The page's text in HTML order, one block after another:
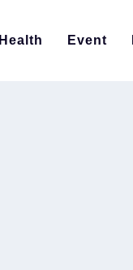
Health Event